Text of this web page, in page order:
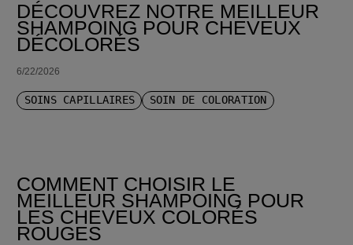
DÉCOUVREZ NOTRE MEILLEUR
SHAMPOING POUR CHEVEUX
DÉCOLORÉS
6/22/2026
SOINS CAPILLAIRES SOIN DE COLORATION
COMMENT CHOISIR LE
MEILLEUR SHAMPOING POUR
LES CHEVEUX COLORÉS
ROUGES